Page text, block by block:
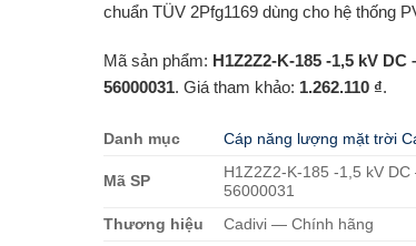
chuẩn TÜV 2Pfg1169 dùng cho hệ thống
Mã sản phẩm: H1Z2Z2-K-185 -1,5 kV DC
56000031. Giá tham khảo: 1.262.110 ₫.
Danh mục Cáp năng lượng mặt trời
Mã SP
H1Z2Z2-K-185 -1,5 kV DC
56000031
Thương hiệu
Cadivi — Chính hãng